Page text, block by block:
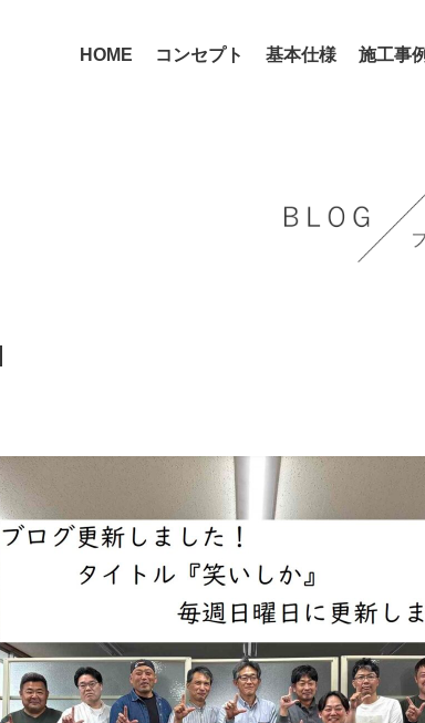
HOME コンセプト 基本仕様 施工事例